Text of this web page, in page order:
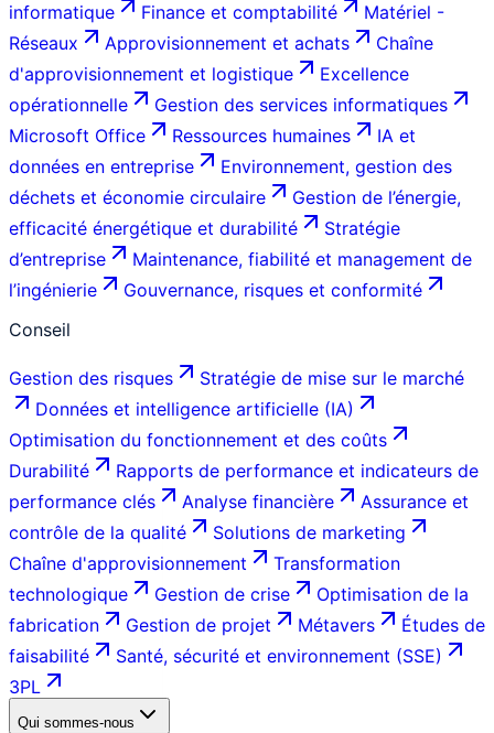
informatique
Finance et comptabilité
Matériel -
Réseaux
Approvisionnement et achats
Chaîne
d'approvisionnement et logistique
Excellence
opérationnelle
Gestion des services informatiques
Microsoft Office
Ressources humaines
IA et
données en entreprise
Environnement, gestion des
déchets et économie circulaire
Gestion de l’énergie,
efficacité énergétique et durabilité
Stratégie
d’entreprise
Maintenance, fiabilité et management de
l’ingénierie
Gouvernance, risques et conformité
Conseil
Gestion des risques
Stratégie de mise sur le marché
Données et intelligence artificielle (IA)
Optimisation du fonctionnement et des coûts
Durabilité
Rapports de performance et indicateurs de
performance clés
Analyse financière
Assurance et
contrôle de la qualité
Solutions de marketing
Chaîne d'approvisionnement
Transformation
technologique
Gestion de crise
Optimisation de la
fabrication
Gestion de projet Métavers
Études de
faisabilité
Santé, sécurité et environnement (SSE)
3PL
Qui sommes-nous